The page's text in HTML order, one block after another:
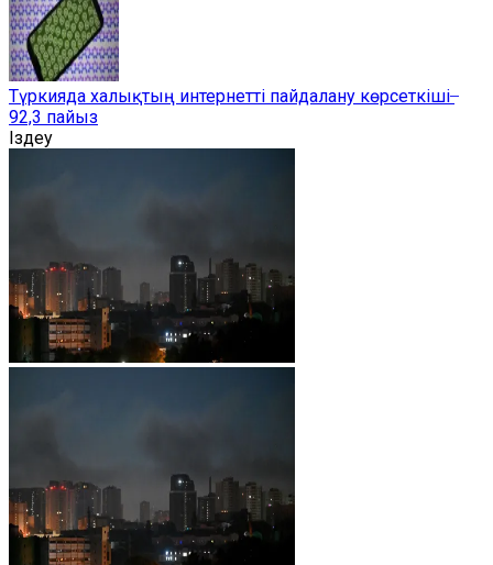
Түркияда халықтың интернетті пайдалану көрсеткіші ̶
92,3 пайыз
Іздеу